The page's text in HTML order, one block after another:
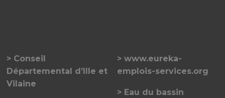
Conseil
Départemental d’Ille et
Vilaine
www.eureka-
emplois-services.org
Eau du bassin